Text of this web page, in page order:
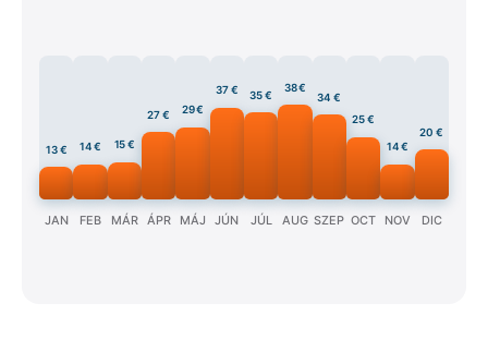
13 €
JAN
14 €
FEB
15 €
MÁR
27 €
ÁPR
29 €
MÁJ
37 €
JÚN
35 €
JÚL
38 €
AUG
34 €
SZEP
25 €
OCT
14 €
NOV
20 €
DIC